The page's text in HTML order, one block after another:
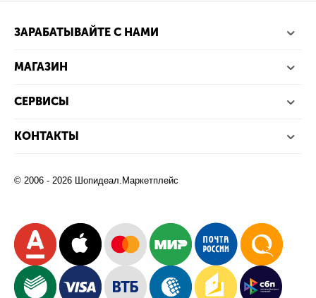
ЗАРАБАТЫВАЙТЕ С НАМИ
МАГАЗИН
СЕРВИСЫ
КОНТАКТЫ
© 2006 - 2026 Шопидеал.Маркетплейс